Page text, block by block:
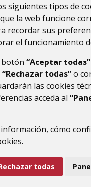
siguientes tipos de
la web funcione
recordar sus
el funcionamiento
botón “Aceptar todas”
“Rechazar todas”o
las cookies
acceda al
cómo
.
todas
lopd@dphuesca.es
DE DATOS